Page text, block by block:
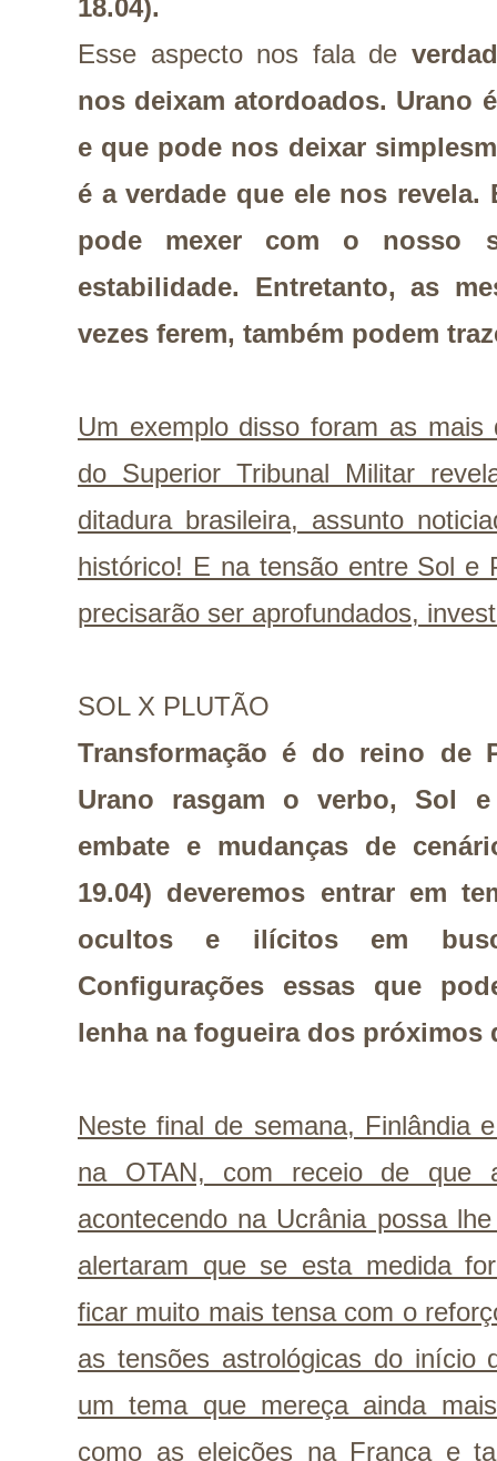
18.04).
Esse aspecto nos fala de
nos deixam atordoados. Urano
e que pode nos deixar
é a verdade que ele nos
pode mexer com o nosso
estabilidade. Entretanto, as
vezes ferem, também podem
Um exemplo disso foram as
do Superior Tribunal Militar
ditadura brasileira, assunto
histórico! E na tensão entre Sol e
precisarão ser aprofundados,
SOL X PLUTÃO
Transformação é do reino de
Urano rasgam o verbo, Sol
embate e mudanças de
19.04) deveremos entrar em
ocultos e ilícitos em
Configurações essas que
lenha na fogueira dos próximos
Neste final de semana, Finlândia
na OTAN, com receio de que
acontecendo na Ucrânia possa
alertaram que se esta medida
ficar muito mais tensa com o
as tensões astrológicas do início
um tema que mereça ainda
como as eleições na França e